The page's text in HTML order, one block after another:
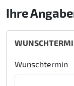
Ihre
Wunschtermin